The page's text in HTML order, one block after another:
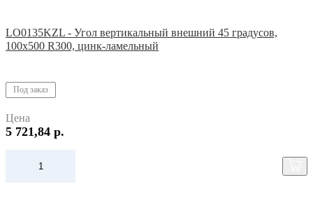
LO0135KZL - Угол вертикальный внешний 45 градусов,
100х500 R300, цинк-ламельный
Под заказ
Цена
5 721,84 р.